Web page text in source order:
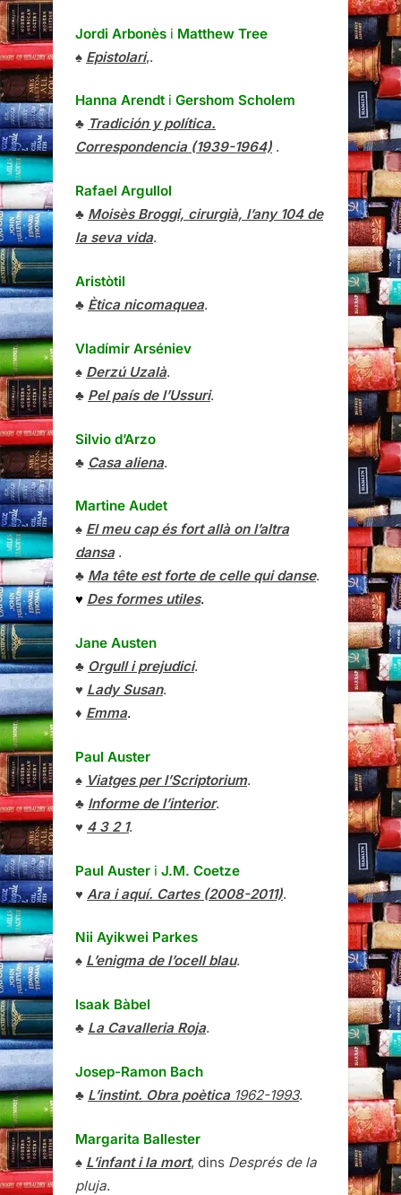
Jordi Arbonès i Matthew Tree
♠ Epistolari,.
Hanna Arendt i Gershom Scholem
♣ Tradición y política.
Correspondencia (1939-1964) .
Rafael Argullol
♣ Moisès Broggi, cirurgià, l’any 104 de
la seva vida.
Aristòtil
♣ Ètica nicomaquea.
Vladímir Arséniev
♠ Derzú Uzalà.
♣ Pel país de l’Ussuri.
Silvio d’Arzo
♣ Casa aliena.
Martine Audet
♠ El meu cap és fort allà on l’altra
dansa.
♣ Ma tête est forte de celle qui danse.
♥ Des formes utiles.
Jane Austen
♣ Orgull i prejudici.
♥ Lady Susan.
♦ Emma.
Paul Auster
♠ Viatges per l’Scriptorium.
♣ Informe de l’interior.
♥ 4 3 2 1.
Paul Auster i J.M. Coetze
♥ Ara i aquí. Cartes (2008-2011).
Nii Ayikwei Parkes
♠ L’enigma de l’ocell blau.
Isaak Bàbel
♣ La Cavalleria Roja.
Josep-Ramon Bach
♣ L’instint. Obra poètica1962-1993.
Margarita Ballester
♠ L’infant i la mort, dins Després de la
pluja.